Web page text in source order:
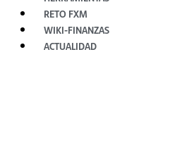
RETO FXM
WIKI-FINANZAS
ACTUALIDAD